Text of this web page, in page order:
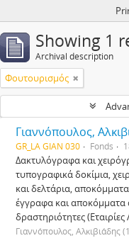
Showing 1
Archival description
Φουτουρισμός
Γιαννόπουλος,
GR_LA GIAN 030 Fonds
Δακτυλόγραφα και
τυπογραφικά δοκίμια,
και δελτάρια,
έγγραφα και αποκόμματα
δραστηριότητες
Γιαννόπουλος, Αλκιβιάδης